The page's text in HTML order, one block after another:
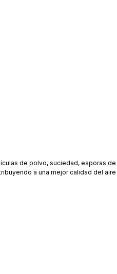
de polvo, suciedad, esporas de
a una mejor calidad del aire